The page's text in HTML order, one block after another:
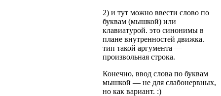
2) и тут можно ввести слово по
буквам (мышкой) или
клавиатурой. это синонимы в
плане внутренностей движка.
тип такой аргумента —
произвольная строка.
Конечно, ввод слова по буквам
мышкой — не для слабонервных,
но как вариант. :)